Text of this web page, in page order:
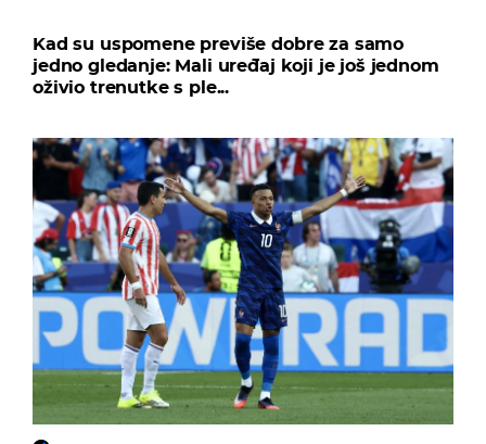
Kad su uspomene previše dobre za samo
jedno gledanje: Mali uređaj koji je još jednom
oživio trenutke s ple...